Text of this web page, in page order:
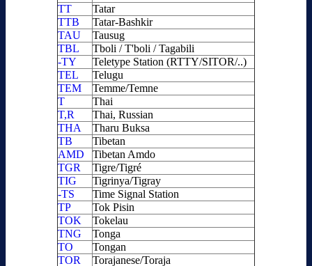
TT
Tatar
TTB
Tatar-Bashkir
TAU
Tausug
TBL
Tboli / T'boli / Tagabili
-TY
Teletype Station (RTTY/SITOR/..)
TEL
Telugu
TEM
Temme/Temne
T
Thai
T,R
Thai, Russian
THA
Tharu Buksa
TB
Tibetan
AMD
Tibetan Amdo
TGR
Tigre/Tigré
TIG
Tigrinya/Tigray
-TS
Time Signal Station
TP
Tok Pisin
TOK
Tokelau
TNG
Tonga
TO
Tongan
TOR
Torajanese/Toraja